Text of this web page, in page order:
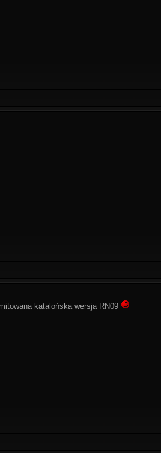
katalońska wersja RN09